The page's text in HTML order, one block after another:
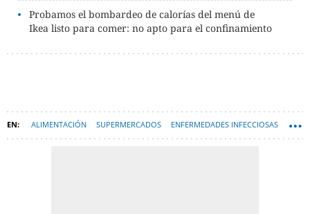
Probamos el bombardeo de calorías del menú de
Ikea listo para comer: no apto para el confinamiento
ALIMENTACIÓN SUPERMERCADOS ENFERMEDADES INFECCIOSAS